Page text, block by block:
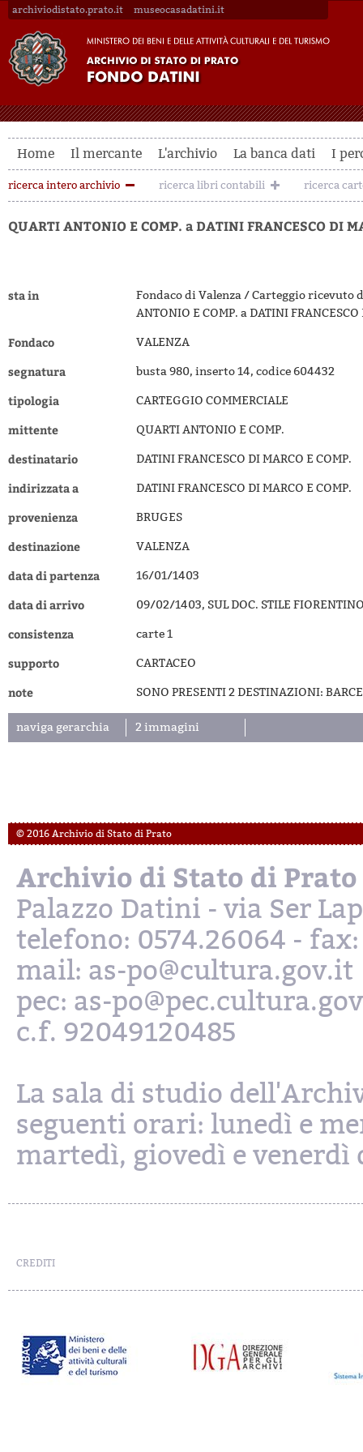
archiviodistato.prato.it museocasadatini.it
Home Il mercante L'archivio La banca dati I
ricerca intero archivio ricerca libri contabili ricerca
QUARTI ANTONIO E COMP. a DATINI FRANCESCO DI
sta in
Fondaco di Valenza / Carteggio ricevuto
ANTONIO E COMP. a DATINI FRANCESCO
Fondaco VALENZA
segnatura busta 980, inserto 14, codice 604432
tipologia CARTEGGIO COMMERCIALE
mittente QUARTI ANTONIO E COMP.
destinatario DATINI FRANCESCO DI MARCO E COMP.
indirizzata a DATINI FRANCESCO DI MARCO E COMP.
provenienza BRUGES
destinazione VALENZA
data di partenza 16/01/1403
data di arrivo 09/02/1403, SUL DOC. STILE
consistenza carte 1
supporto CARTACEO
note SONO PRESENTI 2 DESTINAZIONI:
naviga gerarchia 2 immagini
© 2016 Archivio di Stato di Prato
Archivio di Stato di Prato
Palazzo Datini - via Ser
telefono: 0574.26064 - fax:
mail: as-po@cultura.gov.it
pec: as-
c.f. 92049120485
La sala di studio
seguenti orari: lunedì e
martedì, giovedì e venerdì
CREDITI